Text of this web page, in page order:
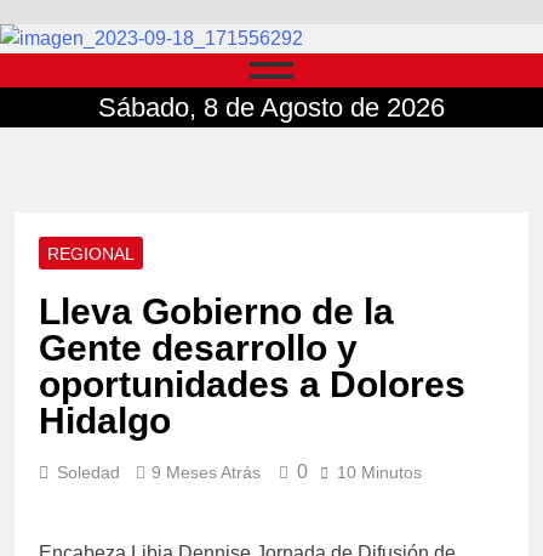
Sábado, 8 de Agosto de 2026
REGIONAL
Lleva Gobierno de la
Gente desarrollo y
oportunidades a Dolores
Hidalgo
Soledad 9 Meses Atrás 0 10 Minutos